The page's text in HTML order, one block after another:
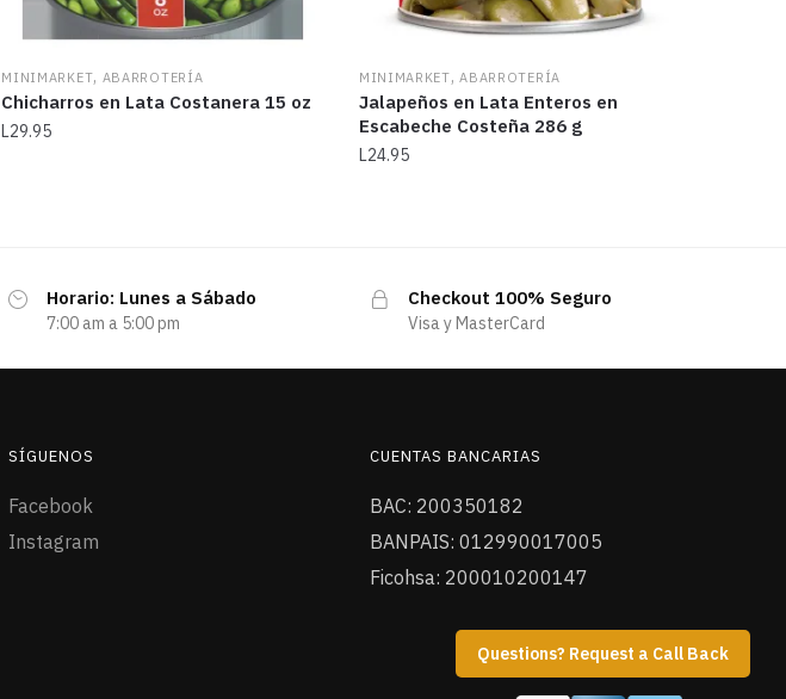
Questions? Request a Call Back
MINIMARKET, ABARROTERÍA
Chicharros en Lata Costanera 15 oz
L29.95
MINIMARKET,ABARROTERÍA
Jalapeños en Lata Enteros en
Escabeche Costeña 286 g
L24.95
Horario: Lunes a Sábado
7:00 am a 5:00 pm
Checkout 100% Seguro
Visa y MasterCard
SÍGUENOS
Facebook
Instagram
CUENTAS BANCARIAS
BAC: 200350182
BANPAIS: 012990017005
Ficohsa: 200010200147